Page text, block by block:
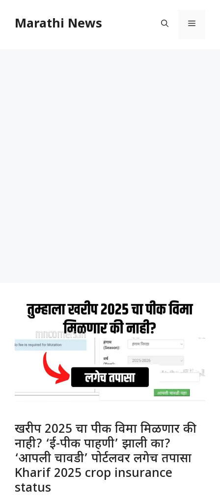
Marathi News Menu
खरीप 2025 चा पीक विमा मिळणार की
नाही? ‘ई-पीक पाहणी’ झाली का?
‘आपली चावडी’ पोर्टलवर लगेच तपासा
Kharif 2025 crop insurance
status